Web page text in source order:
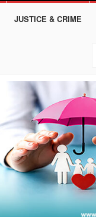
JUSTICE & CRIME